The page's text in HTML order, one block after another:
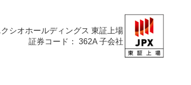
シオホールディングス 東証上場
証券コード： 362A 子会社